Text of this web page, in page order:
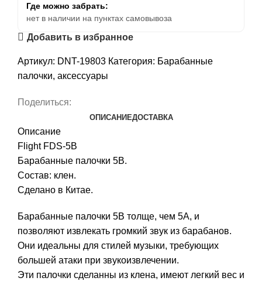
Где можно забрать:
нет в наличии на пунктах самовывоза
Добавить в избранное
Артикул: DNT-19803 Категория: Барабанные
палочки, аксессуары
Поделиться:
ОПИСАНИЕДОСТАВКА
Описание
Flight FDS-5B
Барабанные палочки 5B.
Состав: клен.
Сделано в Китае.
Барабанные палочки 5B толще, чем 5A, и
позволяют извлекать громкий звук из барабанов.
Они идеальны для стилей музыки, требующих
большей атаки при звукоизвлечении.
Эти палочки сделанны из клена, имеют легкий вес и